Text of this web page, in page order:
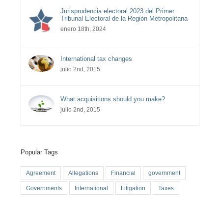
Jurisprudencia electoral 2023 del Primer
Tribunal Electoral de la Región Metropolitana
enero 18th, 2024
International tax changes
julio 2nd, 2015
What acquisitions should you make?
julio 2nd, 2015
Popular Tags
Agreement Allegations Financial government
Governments International Litigation Taxes